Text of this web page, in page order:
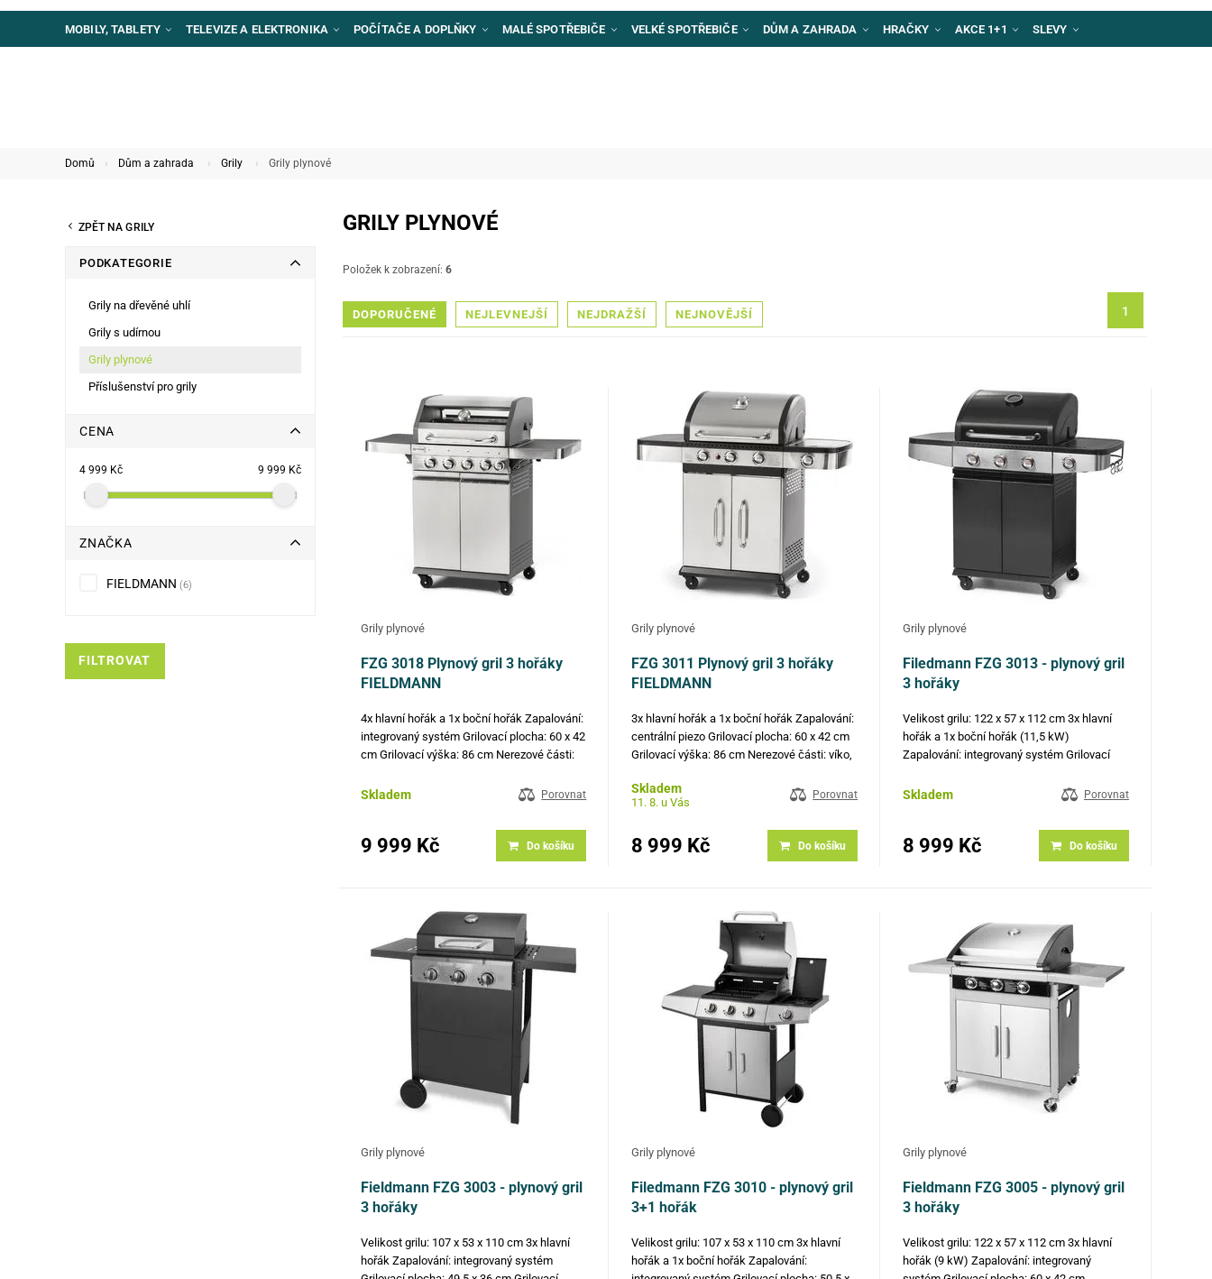
MOBILY, TABLETY TELEVIZE A ELEKTRONIKA POČÍTAČE A DOPLŇKY MALÉ SPOTŘEBIČE VELKÉ SPOTŘEBIČE DŮM A ZAHRADA HRAČKY AKCE 1+1 SLEVY
Domů Dům a zahrada Grily Grily plynové
ZPĚT NA GRILY
PODKATEGORIE
Grily na dřevěné uhlí
Grily s udírnou
Grily plynové
Příslušenství pro grily
CENA
4 999 Kč 9 999 Kč
ZNAČKA
FIELDMANN (6)
FILTROVAT
GRILY PLYNOVÉ
Položek k zobrazení: 6
DOPORUČENÉ NEJLEVNEJŠÍ NEJDRAŽŠÍ NEJNOVĚJŠÍ 1
Grily plynové
FZG 3018 Plynový gril 3 hořáky
FIELDMANN
4x hlavní hořák a 1x boční hořák Zapalování:
integrovaný systém Grilovací plocha: 60 x 42
cm Grilovací výška: 86 cm Nerezové části:
deska : litinový Teploměr 4x kolečka s
Skladem Porovnat
9 999 Kč Do košíku
Grily plynové
FZG 3011 Plynový gril 3 hořáky
FIELDMANN
3x hlavní hořák a 1x boční hořák Zapalování:
centrální piezo Grilovací plocha: 60 x 42 cm
Grilovací výška: 86 cm Nerezové části: víko,
litinový Teploměr 4x kolečka s brzdou pro
snadnější manipulaci…
Skladem
11. 8. u Vás
Porovnat
8 999 Kč Do košíku
Grily plynové
Filedmann FZG 3013 - plynový gril
3 hořáky
Velikost grilu: 122 x 57 x 112 cm 3x hlavní
hořák a 1x boční hořák (11,5 kW)
Zapalování: integrovaný systém Grilovací
Nerezový controlní panel a madlo Rošt a
Skladem Porovnat
8 999 Kč Do košíku
Grily plynové
Fieldmann FZG 3003 - plynový gril
3 hořáky
Velikost grilu: 107 x 53 x 110 cm 3x hlavní
hořák Zapalování: integrovaný systém
Grily plynové
Filedmann FZG 3010 - plynový gril
3+1 hořák
Velikost grilu: 107 x 53 x 110 cm 3x hlavní
hořák a 1x boční hořák Zapalování:
Grily plynové
Fieldmann FZG 3005 - plynový gril
3 hořáky
Velikost grilu: 122 x 57 x 112 cm 3x hlavní
hořák (9 kW) Zapalování: integrovaný